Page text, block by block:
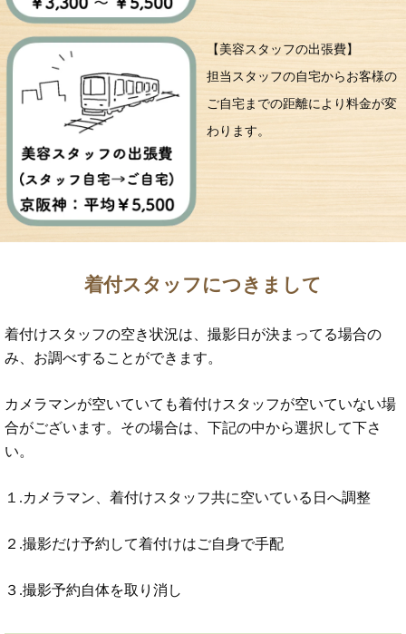
【美容スタッフの出張費】
担当スタッフの自宅からお客様の
ご自宅までの距離により料金が変
わります。
着付スタッフにつきまして
着付けスタッフの空き状況は、撮影日が決まってる場合の
み、お調べすることができます。
カメラマンが空いていても着付けスタッフが空いていない場
合がございます。その場合は、下記の中から選択して下さ
い。
１.カメラマン、着付けスタッフ共に空いている日へ調整
２.撮影だけ予約して着付けはご自身で手配
３.撮影予約自体を取り消し